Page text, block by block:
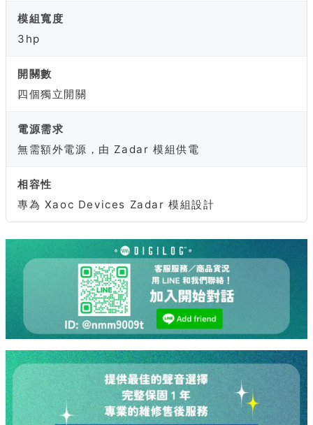
模組寬度
3hp
開關數
四個獨立開關
電源需求
無需額外電源，由 Zadar 模組供電
相容性
專為 Xaoc Devices Zadar 模組設計